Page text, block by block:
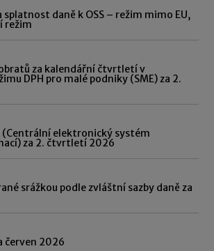
splatnost daně k OSS – režim mimo EU,
režim
za kalendářní čtvrtletí v
DPH pro malé podniky (SME) za 2.
(Centrální elektronický systém
za 2. čtvrtletí 2026
srážkou podle zvláštní sazby daně za
červen 2026